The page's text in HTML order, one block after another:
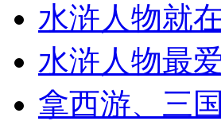
水浒人物就
水浒人物最
拿西游、三